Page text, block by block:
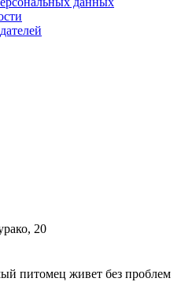
20
питомец живет без проблем